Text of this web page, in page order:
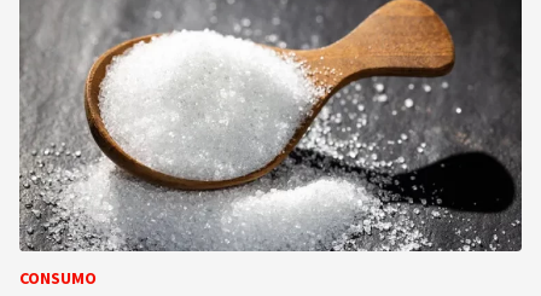
CONSUMO